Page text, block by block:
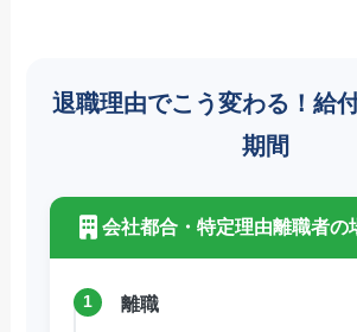
退職理由でこう変わる！給
期間
会社都合・特定理由離職者の
1 離職